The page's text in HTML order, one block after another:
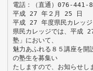
電話：（直通）076-441-
平成 27 年２月 25 日
平成 27 年度県民カレッジ
県民カレッジでは、平成
塾」において、
魅力あふれる８５講座を
の塾生を募集い
たしますので、お知らせし